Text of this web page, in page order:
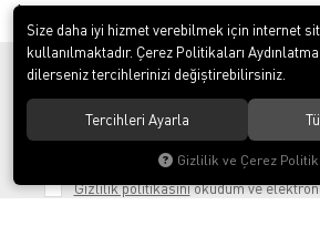
İş Güvenliği Rehberi
KAMPANYALARDAN HABERDAR
Gizlilik politikasınıokudum ve
Size daha iyi hizmet verebilmek için internet
kullanılmaktadır. Çerez Politikaları
dilerseniz tercihlerinizi değiştirebilirsiniz.
Tercihleri Ayarla
Gizlilik ve Çerez